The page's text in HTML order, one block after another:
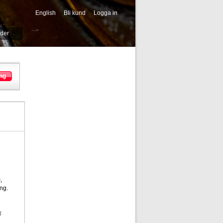
English Bli kund Logga in
-->